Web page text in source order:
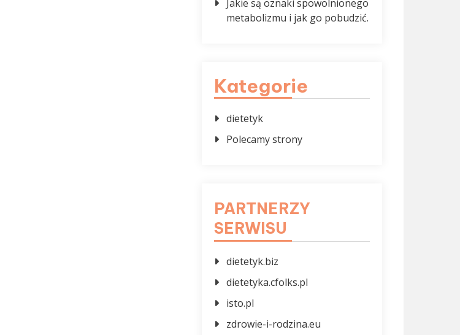
Jakie są oznaki spowolnionego
metabolizmu i jak go pobudzić.
Kategorie
dietetyk
Polecamy strony
PARTNERZY
SERWISU
dietetyk.biz
dietetyka.cfolks.pl
isto.pl
zdrowie-i-rodzina.eu